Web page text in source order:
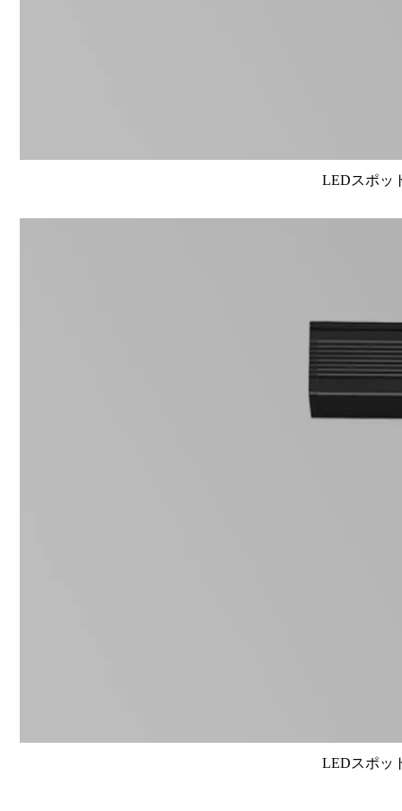
LEDスポッ
LEDスポッ